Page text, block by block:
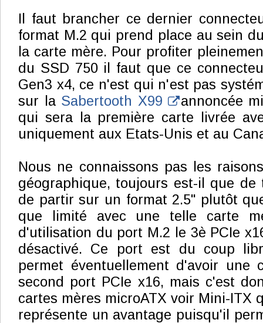
Il faut brancher ce dernier
format M.2 qui prend place au sein
la carte mère. Pour profiter
du SSD 750 il faut que ce
Gen3 x4, ce n'est qui n'est pas
sur la Sabertooth X99 annoncée
qui sera la première carte livrée
uniquement aux Etats-Unis et au
Nous ne connaissons pas les
géographique, toujours est-il que
de partir sur un format 2.5" plutôt
que limité avec une telle carte
d'utilisation du port M.2 le 3è PCIe
désactivé. Ce port est du coup
permet éventuellement d'avoir une
second port PCIe x16, mais c'est
cartes mères microATX voir Mini-ITX
représente un avantage puisqu'il